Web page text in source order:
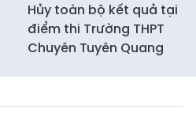
Hủy toàn bộ kết quả tại
điểm thi Trường THPT
Chuyên Tuyên Quang